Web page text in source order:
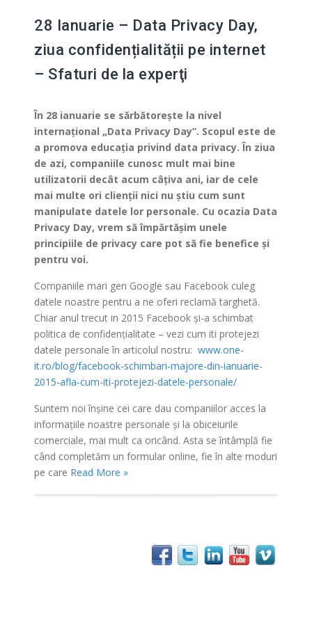
28 Ianuarie – Data Privacy Day,
ziua confidențialității pe internet
– Sfaturi de la experţi
În 28 ianuarie se sărbătorește la nivel
internațional „Data Privacy Day”. Scopul este de
a promova educația privind data privacy. În ziua
de azi, companiile cunosc mult mai bine
utilizatorii decât acum câţiva ani, iar de cele
mai multe ori clienţii nici nu ştiu cum sunt
manipulate datele lor personale. Cu ocazia Data
Privacy Day, vrem să împărtăşim unele
principiile de privacy care pot să fie benefice și
pentru voi.
Companiile mari gen Google sau Facebook culeg
datele noastre pentru a ne oferi reclamă targhetă.
Chiar anul trecut in 2015 Facebook și-a schimbat
politica de confidențialitate – vezi cum iti protejezi
datele personale în articolul nostru: www.one-
it.ro/blog/facebook-schimbari-majore-din-ianuarie-
2015-afla-cum-iti-protejezi-datele-personale/
Suntem noi înşine cei care dau companiilor acces la
informaţiile noastre personale şi la obiceiurile
comerciale, mai mult ca oricând. Asta se întâmplă fie
când completăm un formular online, fie în alte moduri
pe care Read More »